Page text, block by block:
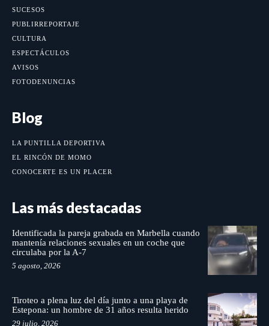
SUCESOS
PUBLIRREPORTAJE
CULTURA
ESPECTÁCULOS
AVISOS
FOTODENUNCIAS
Blog
LA PUNTILLA DEPORTIVA
EL RINCÓN DE MOMO
CONOCERTE ES UN PLACER
Las más destacadas
Identificada la pareja grabada en Marbella cuando
mantenía relaciones sexuales en un coche que
circulaba por la A-7
5 agosto, 2026
Tiroteo a plena luz del día junto a una playa de
Estepona: un hombre de 31 años resulta herido
29 julio, 2026